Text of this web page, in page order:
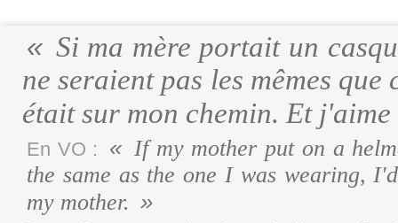
Si ma mère portait un
ne seraient pas les mêmes
était sur mon chemin. Et
En VO :
If my mother put on a
the same as the one I was wearing,
my mother.